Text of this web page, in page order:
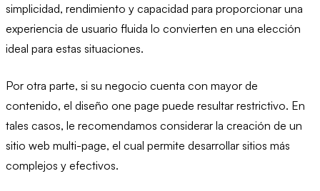
simplicidad, rendimiento y capacidad para proporcionar una
experiencia de usuario fluida lo convierten en una elección
ideal para estas situaciones.
Por otra parte, si su negocio cuenta con mayor de
contenido, el diseño one page puede resultar restrictivo. En
tales casos, le recomendamos considerar la creación de un
sitio web multi-page, el cual permite desarrollar sitios más
complejos y efectivos.